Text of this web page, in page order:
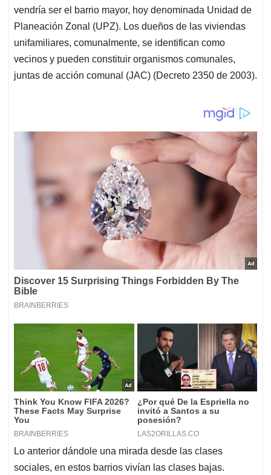
vendría ser el barrio mayor, hoy denominada Unidad de
Planeación Zonal (UPZ). Los dueños de las viviendas
unifamiliares, comunalmente, se identifican como
vecinos y pueden constituir organismos comunales,
juntas de acción comunal (JAC) (Decreto 2350 de 2003).
Lo anterior dándole una mirada desde las clases
sociales, en estos barrios vivían las clases bajas.